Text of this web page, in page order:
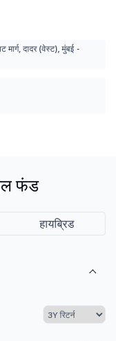
मार्ग, दादर (वेस्ट), मुंबई -
फंड
हायब्रिड